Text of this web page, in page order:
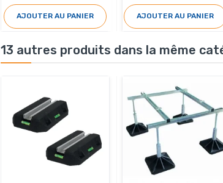
AJOUTER AU PANIER AJOUTER AU PANIER
13 autres produits dans la même